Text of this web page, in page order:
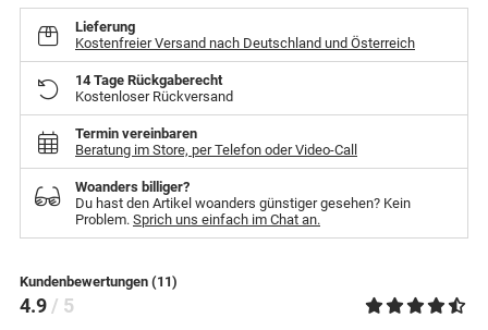
Lieferung
Kostenfreier Versand nach Deutschland und Österreich
14 Tage Rückgaberecht
Kostenloser Rückversand
Termin vereinbaren
Beratung im Store, per Telefon oder Video-Call
Woanders billiger?
Du hast den Artikel woanders günstiger gesehen? Kein
Problem. Sprich uns einfach im Chat an.
Kundenbewertungen (11)
4.9 / 5